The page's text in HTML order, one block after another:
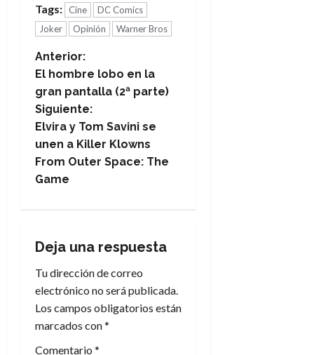
Tags: Cine
DC Comics
Joker
Opinión Warner Bros
N
a
v
e
g
c
i
ó
n
Anterior:
El hombre lobo en la
gran pantalla (2ª parte)
Siguiente:
Elvira y Tom Savini se
unen a Killer Klowns
From Outer Space: The
Game
Deja una respuesta
Tu dirección de correo
electrónico no será publicada.
Los campos obligatorios están
marcados con*
Comentario *